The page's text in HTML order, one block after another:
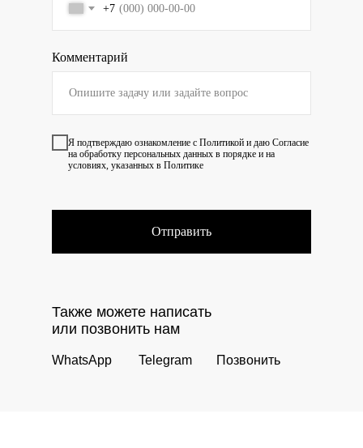
+7
Комментарий
Я подтверждаю ознакомление с Политикой и даю Согласие
на обработку персональных данных в порядке и на
условиях, указанных в Политике
Отправить
Позвонить
Telegram
WhatsApp
Также можете написать
или позвонить нам